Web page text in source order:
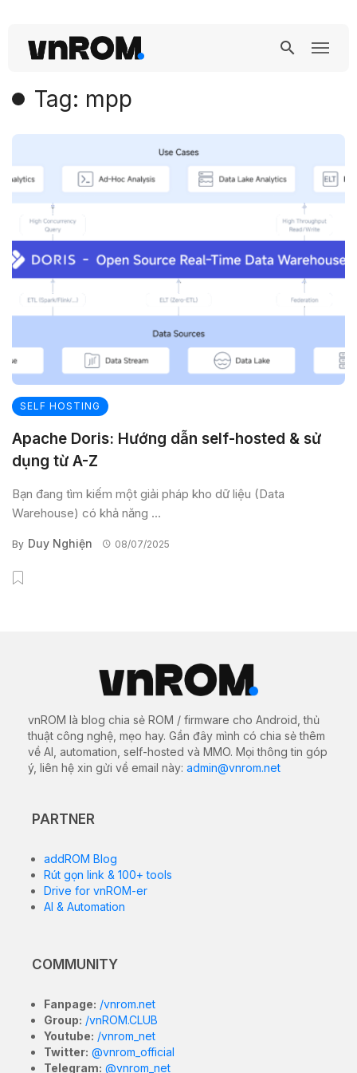
Tag: mpp
SELF HOSTING
Apache Doris: Hướng dẫn self-hosted & sử
dụng từ A-Z
Bạn đang tìm kiếm một giải pháp kho dữ liệu (Data
Warehouse) có khả năng ...
By Duy Nghiện 08/07/2025
vnROM là blog chia sẻ ROM / firmware cho Android, thủ
thuật công nghệ, mẹo hay. Gần đây mình có chia sẻ thêm
về AI, automation, self-hosted và MMO. Mọi thông tin góp
ý, liên hệ xin gửi về email này: admin@vnrom.net
PARTNER
addROM Blog
Rút gọn link & 100+ tools
Drive for vnROM-er
AI & Automation
COMMUNITY
Fanpage: /vnrom.net
Group: /vnROM.CLUB
Youtube: /vnrom_net
Twitter: @vnrom_official
Telegram: @vnrom_net